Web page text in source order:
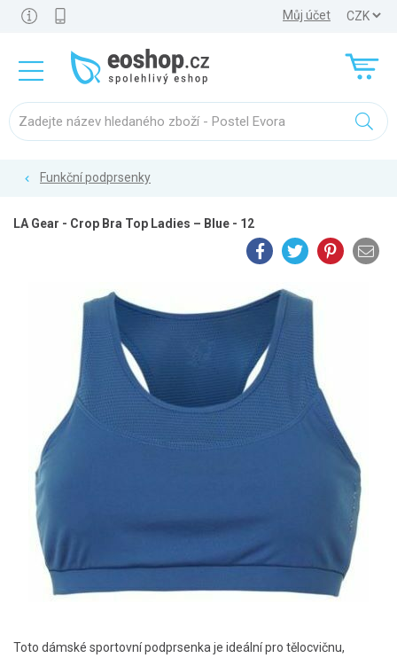
Můj účet
Funkční podprsenky
LA Gear - Crop Bra Top Ladies – Blue - 12
Toto dámské sportovní podprsenka je ideální pro tělocvičnu,